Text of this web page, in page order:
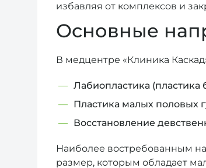
избавляя от комплексов и
Основные
В медцентре «Клиника
Лабиопластика
Пластика малых половых
Восстановление
Наиболее востребованным
размер, которым обладает